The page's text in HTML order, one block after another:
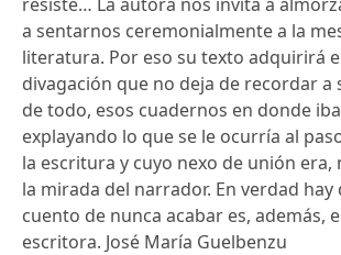
a sentarnos ceremonialmente a la
literatura. Por eso su texto adquirirá
divagación que no deja de recordar a
de todo, esos cuadernos en donde
explayando lo que se le ocurría al
la escritura y cuyo nexo de unión
la mirada del narrador. En verdad hay
cuento de nunca acabar es, además,
escritora. José María Guelbenzu